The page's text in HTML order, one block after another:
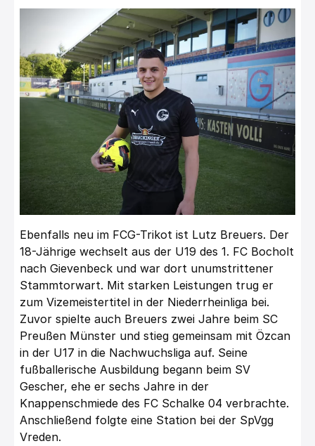
Ebenfalls neu im FCG-Trikot ist Lutz Breuers. Der
18-Jährige wechselt aus der U19 des 1. FC Bocholt
nach Gievenbeck und war dort unumstrittener
Stammtorwart. Mit starken Leistungen trug er
zum Vizemeistertitel in der Niederrheinliga bei.
Zuvor spielte auch Breuers zwei Jahre beim SC
Preußen Münster und stieg gemeinsam mit Özcan
in der U17 in die Nachwuchsliga auf. Seine
fußballerische Ausbildung begann beim SV
Gescher, ehe er sechs Jahre in der
Knappenschmiede des FC Schalke 04 verbrachte.
Anschließend folgte eine Station bei der SpVgg
Vreden.